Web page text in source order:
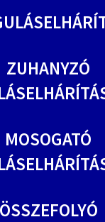
ZUHANYZÓ
MOSOGATÓ
ÖSSZEFOLYÓ